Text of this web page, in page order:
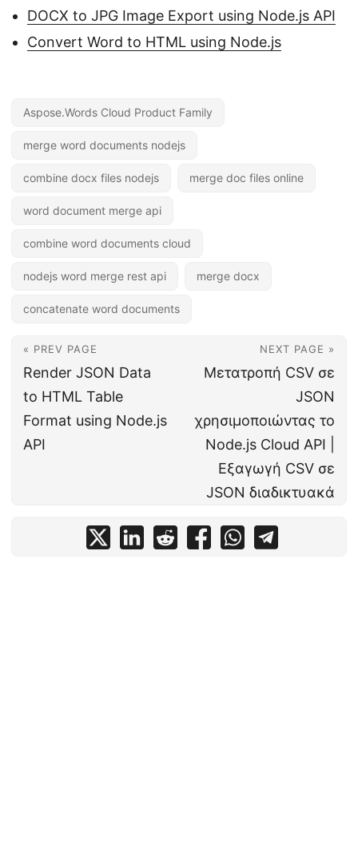
DOCX to JPG Image Export using Node.js API
Convert Word to HTML using Node.js
Aspose.Words Cloud Product Family
merge word documents nodejs
combine docx files nodejs merge doc files online
word document merge api
combine word documents cloud
nodejs word merge rest api merge docx
concatenate word documents
« PREV PAGE
Render JSON Data
to HTML Table
Format using Node.js
API
NEXT PAGE »
Μετατροπή CSV σε
JSON
χρησιμοποιώντας το
Node.js Cloud API |
Εξαγωγή CSV σε
JSON διαδικτυακά